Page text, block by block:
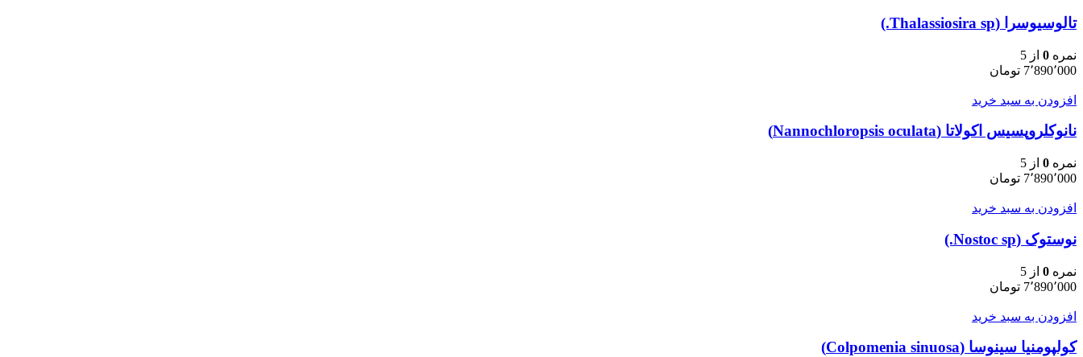
تالوسیوسرا (Thalassiosira sp.)
نمره 0 از 5
7٬890٬000 تومان
افزودن به سبد خرید
نانوکلروپسیس اکولاتا (Nannochloropsis oculata)
نمره 0 از 5
7٬890٬000 تومان
افزودن به سبد خرید
نوستوک (Nostoc sp.)
نمره 0 از 5
7٬890٬000 تومان
افزودن به سبد خرید
کولپومنیا سینوسا (Colpomenia sinuosa)